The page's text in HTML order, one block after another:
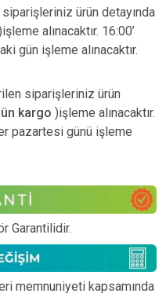
ürün detayında
alınacaktır. 16:00’
gün işleme alınacaktır.
siparişleriniz ürün
kargo )işleme alınacaktır.
pazartesi günü işleme
Garantilidir.
memnuniyeti kapsamında